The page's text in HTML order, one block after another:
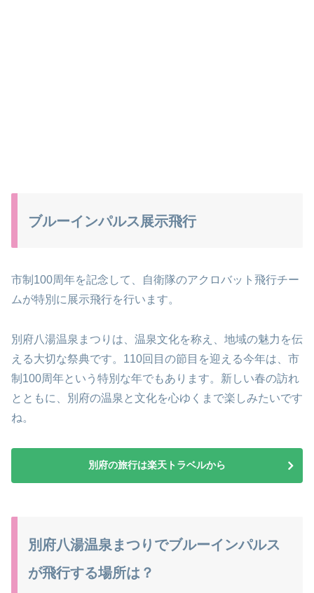
ブルーインパルス展示飛行
市制100周年を記念して、自衛隊のアクロバット飛行チー
ムが特別に展示飛行を行います。
別府八湯温泉まつりは、温泉文化を称え、地域の魅力を伝
える大切な祭典です。110回目の節目を迎える今年は、市
制100周年という特別な年でもあります。新しい春の訪れ
とともに、別府の温泉と文化を心ゆくまで楽しみたいです
ね。
別府の旅行は楽天トラベルから
別府八湯温泉まつりでブルーインパルス
が飛行する場所は？